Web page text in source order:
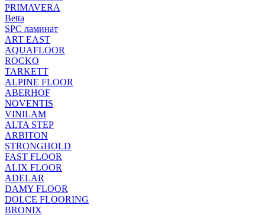
PRIMAVERA
Betta
SPC ламинат
ART EAST
AQUAFLOOR
ROCKO
TARKETT
ALPINE FLOOR
ABERHOF
NOVENTIS
VINILAM
ALTA STEP
ARBITON
STRONGHOLD
FAST FLOOR
ALIX FLOOR
ADELAR
DAMY FLOOR
DOLCE FLOORING
BRONIX